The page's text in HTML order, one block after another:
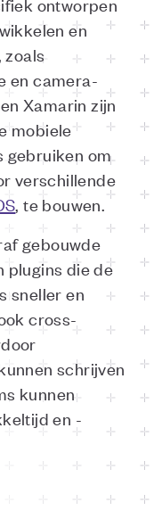
en
en camera-
en Xamarin zijn
mobiele
gebruiken om
verschillende
, te bouwen.
gebouwde
plugins die de
sneller en
cross-
schrijven
kunnen
en -